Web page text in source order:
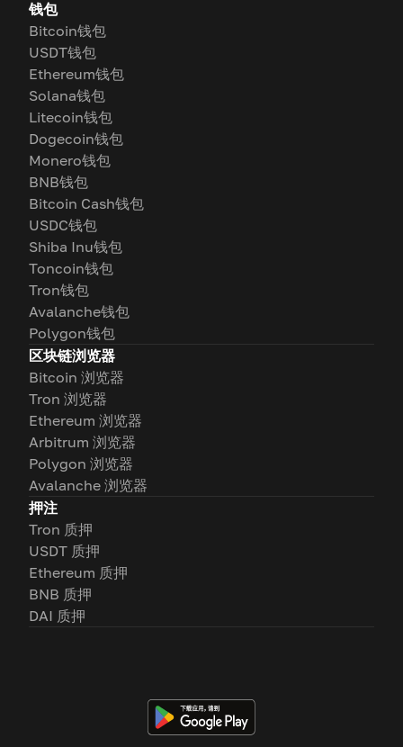
钱包
Bitcoin钱包
USDT钱包
Ethereum钱包
Solana钱包
Litecoin钱包
Dogecoin钱包
Monero钱包
BNB钱包
Bitcoin Cash钱包
USDC钱包
Shiba Inu钱包
Toncoin钱包
Tron钱包
Avalanche钱包
Polygon钱包
区块链浏览器
Bitcoin 浏览器
Tron 浏览器
Ethereum 浏览器
Arbitrum 浏览器
Polygon 浏览器
Avalanche 浏览器
押注
Tron 质押
USDT 质押
Ethereum 质押
BNB 质押
DAI 质押